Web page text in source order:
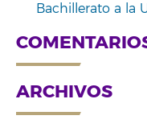
Bachillerato a la
ARCHIVOS